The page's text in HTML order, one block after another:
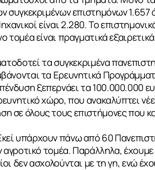
συγκεκριμένων επιστημόνων 1.657
είναι 2.280. Το
τομέα είναι πραγματικά
τα συγκεκριμένα
τα Ερευνητικά
ξεπερνάει τα 100.000.000
χώρο, που ανακαλύπτει
σε όλους τους επιστήμονες που
υπάρχουν πάνω από 60
αγροτικό τομέα. Παράλληλα,
δεν ασχολούνται με τη γη, ενώ